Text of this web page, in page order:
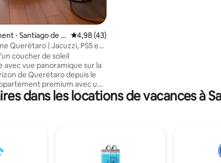
⋅ Santiago de Q Évaluation moyenne sur la base de 43
4,98 (43)
Querétaro | Jacuzzi, PS5 et
coucher de soleil
avec vue panoramique sur la
de Querétaro depuis le
et une technologie
• PS5 • Son Sonos • Alexa •
centre historique • 5 min du
congrès • Proche des
dans les locations de vacances à